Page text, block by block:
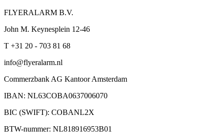
FLYERALARM B.V.
John M. Keynesplein 12-46
T +31 20 - 703 81 68
info@flyeralarm.nl
Commerzbank AG Kantoor Amsterdam
IBAN: NL63COBA0637006070
BIC (SWIFT): COBANL2X
BTW-nummer: NL818916953B01